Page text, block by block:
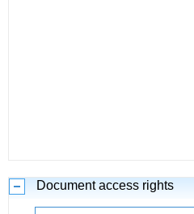
Document access rights